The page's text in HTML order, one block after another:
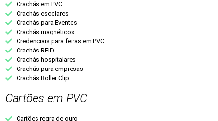
Crachás em PVC
Crachás escolares
Crachás para Eventos
Crachás magnéticos
Credenciais para feiras em PVC
Crachás RFID
Crachás hospitalares
Crachás para empresas
Crachás Roller Clip
Cartões em PVC
Cartões regra de ouro